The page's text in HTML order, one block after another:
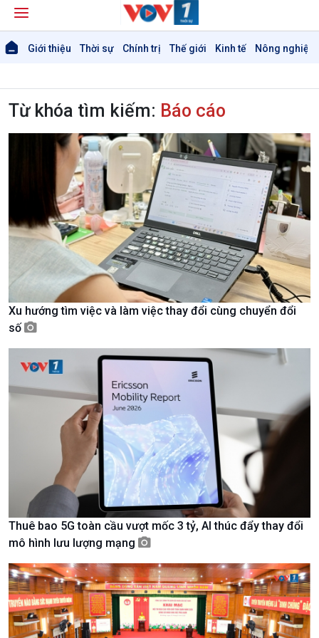
Giới thiệu Thời sự Chính trị Thế giới Kinh tế Nông nghiệp
Thời sự
Thời sự 6h
Thời sự 12h
Thời sự 18h
Thời sự 21h30
Bản tin
Chuyên mục
Theo dòng Thời sự
Từ khóa tìm kiếm: Báo cáo
Xu hướng tìm việc và làm việc thay đổi cùng chuyển đổi
số
Thuê bao 5G toàn cầu vượt mốc 3 tỷ, AI thúc đẩy thay đổi
mô hình lưu lượng mạng